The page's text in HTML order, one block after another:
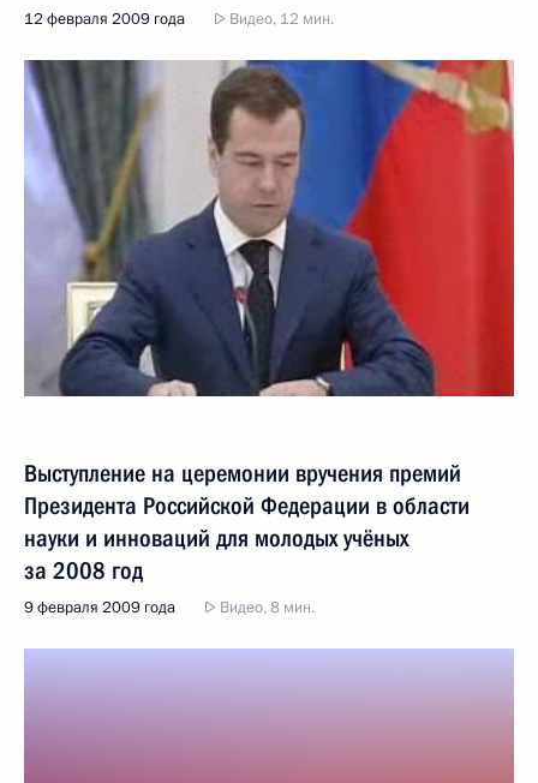
12 февраля 2009 года Видео, 12 мин.
Выступление на церемонии вручения премий
Президента Российской Федерации в области
науки и инноваций для молодых учёных
за 2008 год
9 февраля 2009 года Видео, 8 мин.